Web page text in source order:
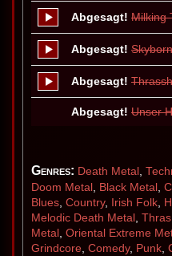
Abgesagt! Milking
Abgesagt!
Abgesagt!
Abgesagt! Unser
Genres: Death Metal ,
Doom Metal , Black Metal ,
Blues, Country, Irish Folk,
Melodic Death Metal ,
Metal , Oriental Extreme
Grindcore, Comedy, Punk,